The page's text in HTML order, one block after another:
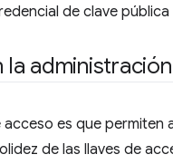
de clave
es que permiten
de las llaves de